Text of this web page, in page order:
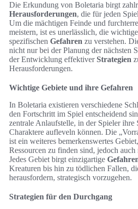
Die Erkundung von Boletaria birgt
Herausforderungen, die für jeden
Um die mächtigen Feinde und
meistern, ist es unerlässlich, die
spezifischen Gefahren zu verstehen.
nicht nur bei der Planung der nächsten
der Entwicklung effektiverStrategien
Herausforderungen.
Wichtige Gebiete und ihre Gefahren
In Boletaria existieren verschiedene
den Fortschritt im Spiel entscheidend
zentrale Anlaufstelle, in der Spieler ihre
Charaktere aufleveln können. Die
ist ein weiteres bemerkenswertes
Ressourcen zu finden sind, jedoch
Jedes Gebiet birgt einzigartige
Kreaturen bis hin zu tödlichen Fallen,
herausfordern, strategisch vorzugehen.
Strategien für den Durchgang